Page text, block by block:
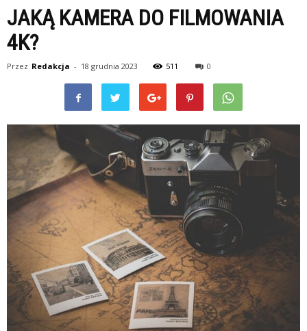
JAKĄ KAMERA DO FILMOWANIA
4K?
Przez Redakcja - 18 grudnia 2023 511 0